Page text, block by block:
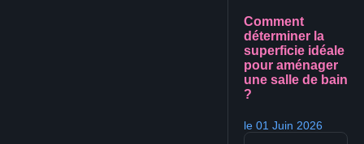
Comment
déterminer la
superficie idéale
pour aménager
une salle de bain
?
le 01 Juin 2026